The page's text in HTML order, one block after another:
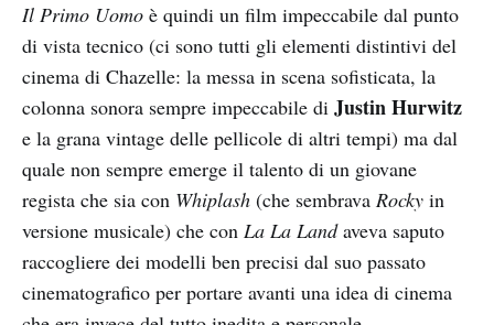
Il Primo Uomo è quindi un film impeccabile dal punto
di vista tecnico (ci sono tutti gli elementi distintivi del
cinema di Chazelle: la messa in scena sofisticata, la
colonna sonora sempre impeccabile di Justin Hurwitz
e la grana vintage delle pellicole di altri tempi) ma dal
quale non sempre emerge il talento di un giovane
regista che sia con Whiplash (che sembrava Rocky in
versione musicale) che con La La Landaveva saputo
raccogliere dei modelli ben precisi dal suo passato
cinematografico per portare avanti una idea di cinema